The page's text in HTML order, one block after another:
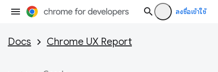
ลงชื่อเข้าใช้
Docs Chrome UX Report